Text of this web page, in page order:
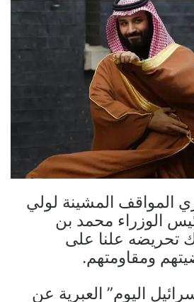
المواقف المشينة لولي
الوزراء محمد بن
تحريضه علنا على
ومقاومتهم.
اليوم” العبرية عن